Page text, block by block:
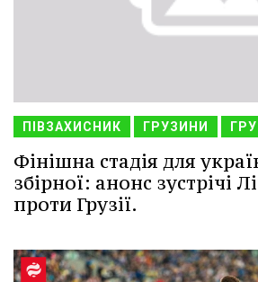
ПІВЗАХИСНИК ГРУЗИНИ
Фінішна стадія для
збірної: анонс зустрічі
проти Грузії.